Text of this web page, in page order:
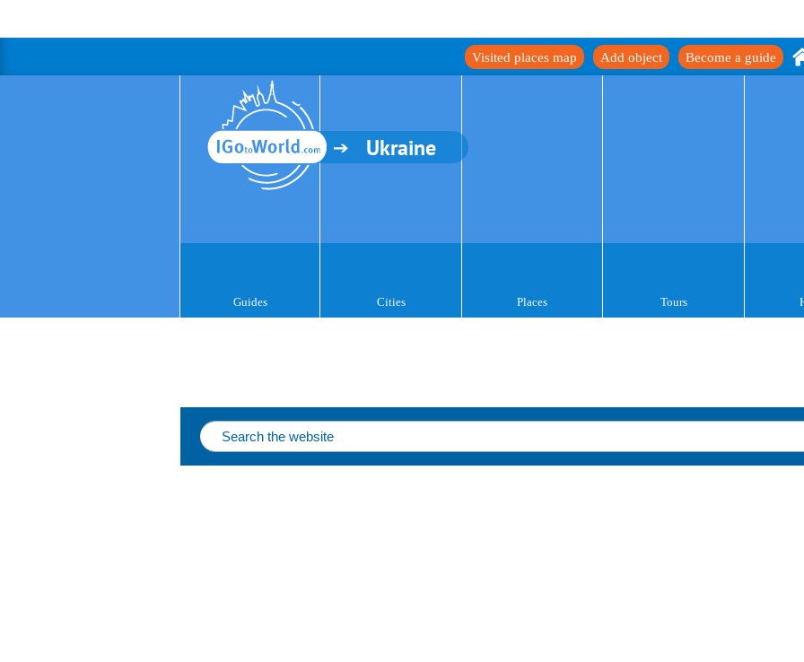
Become a guide
Add object
Visited places map
Ukraine
Guides Cities Places Tours